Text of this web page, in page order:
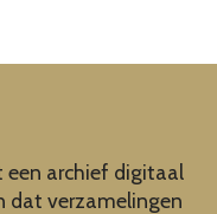
een archief digitaal
dat verzamelingen